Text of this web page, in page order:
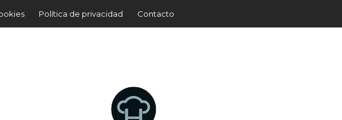
Política de privacidad Contacto